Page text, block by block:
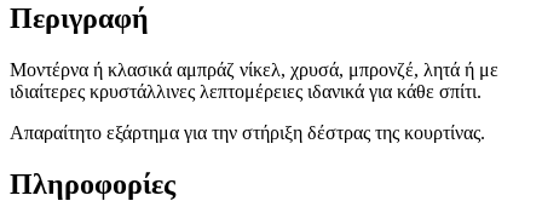
Περιγραφή
Μοντέρνα ή κλασικά αμπράζ νίκελ, χρυσά, μπρονζέ, λητά ή με
ιδιαίτερες κρυστάλλινες λεπτομέρειες ιδανικά για κάθε σπίτι.
Απαραίτητο εξάρτημα για την στήριξη δέστρας της κουρτίνας.
Πληροφορίες